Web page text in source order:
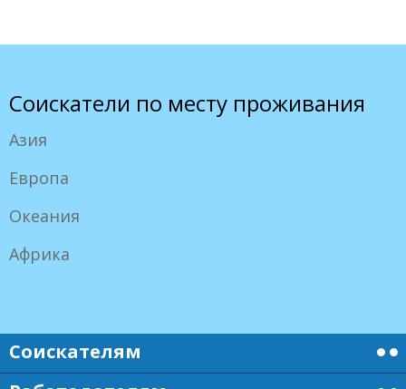
Соискатели по месту проживания
Азия
Европа
Океания
Африка
Соискателям